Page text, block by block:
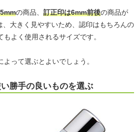
の商品、 訂正印は6mm前後の商品が
、大きく見やすいため、認印はもちろんの
よく使用されるサイズです。
って選ぶとよいでしょう。
い勝手の良いものを選ぶ